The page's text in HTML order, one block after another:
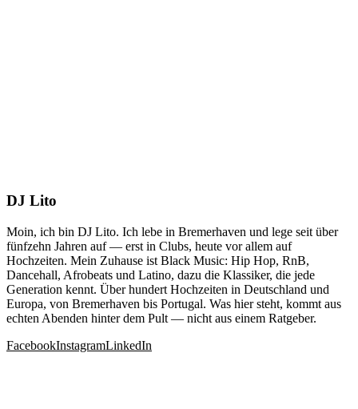
DJ Lito
Moin, ich bin DJ Lito. Ich lebe in Bremerhaven und lege seit über
fünfzehn Jahren auf — erst in Clubs, heute vor allem auf
Hochzeiten. Mein Zuhause ist Black Music: Hip Hop, RnB,
Dancehall, Afrobeats und Latino, dazu die Klassiker, die jede
Generation kennt. Über hundert Hochzeiten in Deutschland und
Europa, von Bremerhaven bis Portugal. Was hier steht, kommt aus
echten Abenden hinter dem Pult — nicht aus einem Ratgeber.
FacebookInstagramLinkedIn